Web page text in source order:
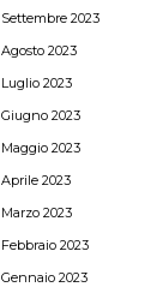
Settembre 2023
Agosto 2023
Luglio 2023
Giugno 2023
Maggio 2023
Aprile 2023
Marzo 2023
Febbraio 2023
Gennaio 2023